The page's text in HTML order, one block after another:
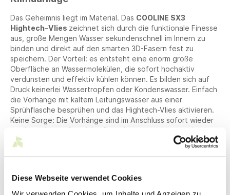
Diese Webseite verwendet Cookies
Das Geheimnis liegt im Material. Das COOLINE SX3
Hightech-Vlies zeichnet sich durch die funktionale Finesse
aus, große Mengen Wasser sekundenschnell im Innern zu
binden und direkt auf den smarten 3D-Fasern fest zu
speichern. Der Vorteil: es entsteht eine enorm große
Oberfläche an Wassermolekülen, die sofort hochaktiv
verdunsten und effektiv kühlen können. Es bilden sich auf
Druck keinerlei Wassertropfen oder Kondenswasser. Einfach
die Vorhänge mit kaltem Leitungswasser aus einer
Sprühflasche besprühen und das Hightech-Vlies aktivieren.
Keine Sorge: Die Vorhänge sind im Anschluss sofort wieder
trocken, sie tropfen nicht. Stattdessen verdunstet das
Wasser und sorgt so in Sekundenschnelle für eine
angenehme Kühlung mit bis zu 660 Watt/h und für ein
deutlich bessere Umweltbilanz –ganz ohne zusätzliche
Energiekosten.